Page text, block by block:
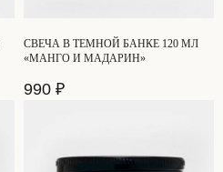
СВЕЧА В ТЕМНОЙ БАНКЕ 120 МЛ
«МАНГО И МАДАРИН»
990 ₽